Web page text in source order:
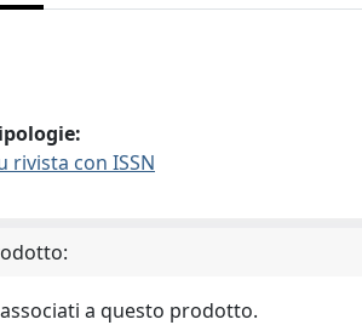
rivista con ISSN
a questo prodotto.